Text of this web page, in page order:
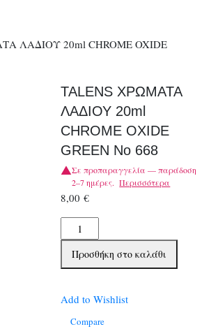
ΛΑΔΙΟΥ 20ml CHROME OXIDE
TALENS ΧΡΩΜΑΤΑ
ΛΑΔΙΟΥ 20ml
CHROME OXIDE
GREEN No 668
Σε προπαραγγελία — παράδοση
2–7 ημέρες. Περισσότερα
8,00€
TALENS
ΧΡΩΜΑΤΑ
ΛΑΔΙΟΥ
CHROME
OXIDE
Προσθήκη στο καλάθι
Add to Wishlist
Compare